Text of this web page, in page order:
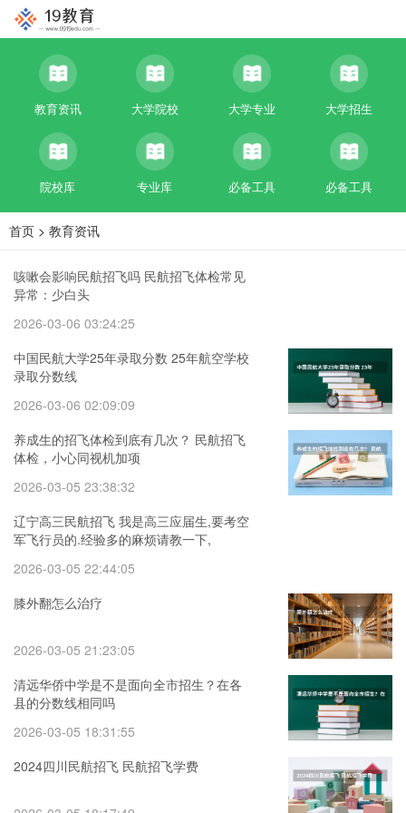
教育资讯 大学院校 大学专业 大学招生
院校库 专业库 必备工具 必备工具
首页 > 教育资讯
咳嗽会影响民航招飞吗 民航招飞体检常见
异常：少白头
2026-03-06 03:24:25
中国民航大学25年录取分数 25年航空学校
录取分数线
2026-03-06 02:09:09
养成生的招飞体检到底有几次？ 民航招飞
体检，小心同视机加项
2026-03-05 23:38:32
辽宁高三民航招飞 我是高三应届生,要考空
军飞行员的.经验多的麻烦请教一下,
2026-03-05 22:44:05
膝外翻怎么治疗
2026-03-05 21:23:05
清远华侨中学是不是面向全市招生？在各
县的分数线相同吗
2026-03-05 18:31:55
2024四川民航招飞 民航招飞学费